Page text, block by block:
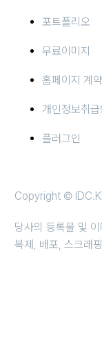
포트폴리오
무료이미지
홈페이지 계약
개인정보취급
플러그인
Copyright ©
당사의 등록물 및
복제, 배포, 스크래